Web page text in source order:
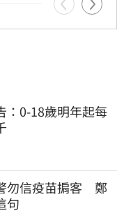
：0-18歲明年起每
勿信疫苗掮客　鄭
句